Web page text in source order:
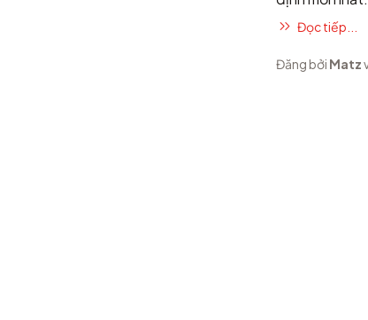
Đọc tiếp...
Đăng bởi Matz